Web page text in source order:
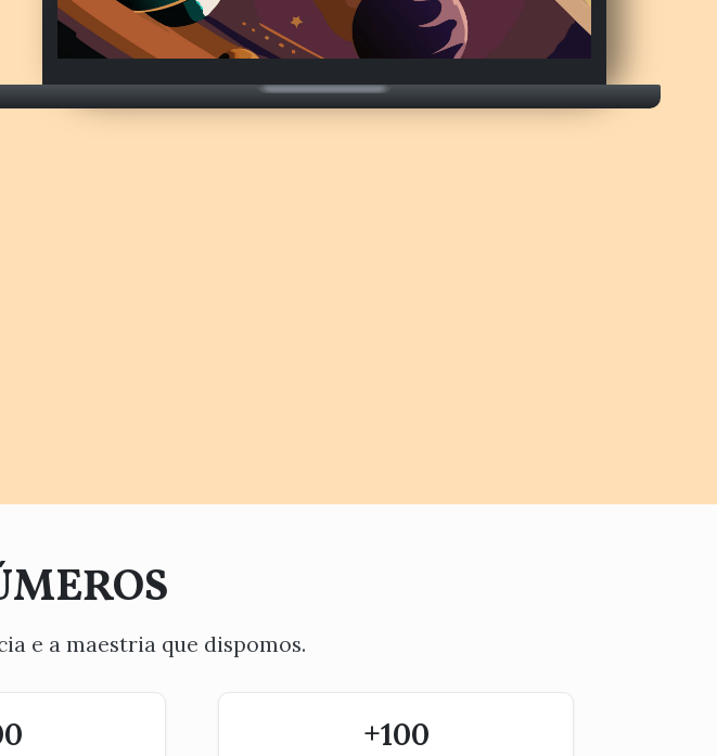
e a maestria que dispomos.
+100